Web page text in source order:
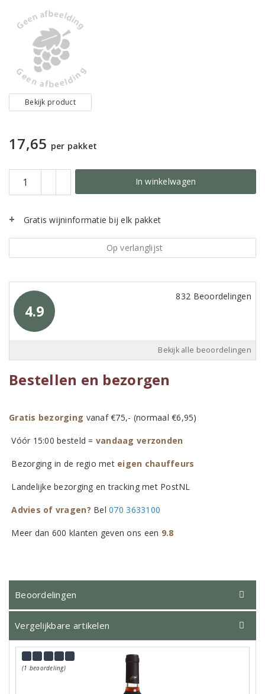
Bekijk product
17,65 per pakket
In winkelwagen
Gratis wijninformatie bij elk pakket
Op verlanglijst
4.9
832 Beoordelingen
Bekijk alle beoordelingen
Bestellen en bezorgen
Gratis bezorging vanaf €75,- (normaal €6,95)
Vóór 15:00 besteld = vandaag verzonden
Bezorging in de regio met eigen chauffeurs
Landelijke bezorging en tracking met PostNL
Advies of vragen? Bel070 3633100
Meer dan 600 klanten geven ons een 9.8
Beoordelingen
Vergelijkbare artikelen
(1 beoordeling)